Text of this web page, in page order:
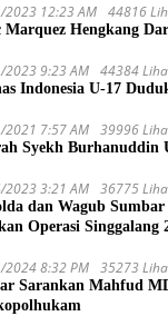
2023 12:23 AM 44816
Marquez Hengkang
2023 9:23 AM 44384
Indonesia U-17
2021 7:57 AM 39996
Syekh Burhanuddin
2023 3:21 AM 36775
dan Wagub
Operasi Singgalang
2024 8:32 PM 35273
Sarankan Mahfud